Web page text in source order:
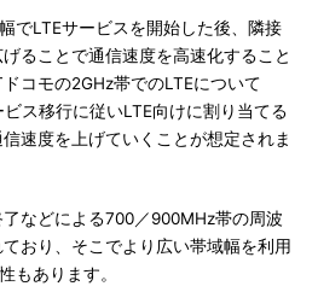
でLTEサービスを開始した後、隣接
ることで通信速度を高速化すること
コモの2GHz帯でのLTEについて
ス移行に従いLTE向けに割り当てる
速度を上げていくことが想定されま
などによる700／900MHz帯の周波
おり、そこでより広い帯域幅を利用
もあります。